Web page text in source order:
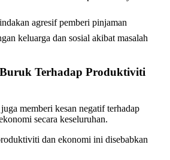
agresif pemberi pinjaman
keluarga dan sosial akibat masalah
Terhadap Produktiviti
memberi kesan negatif terhadap
secara keseluruhan.
dan ekonomi ini disebabkan